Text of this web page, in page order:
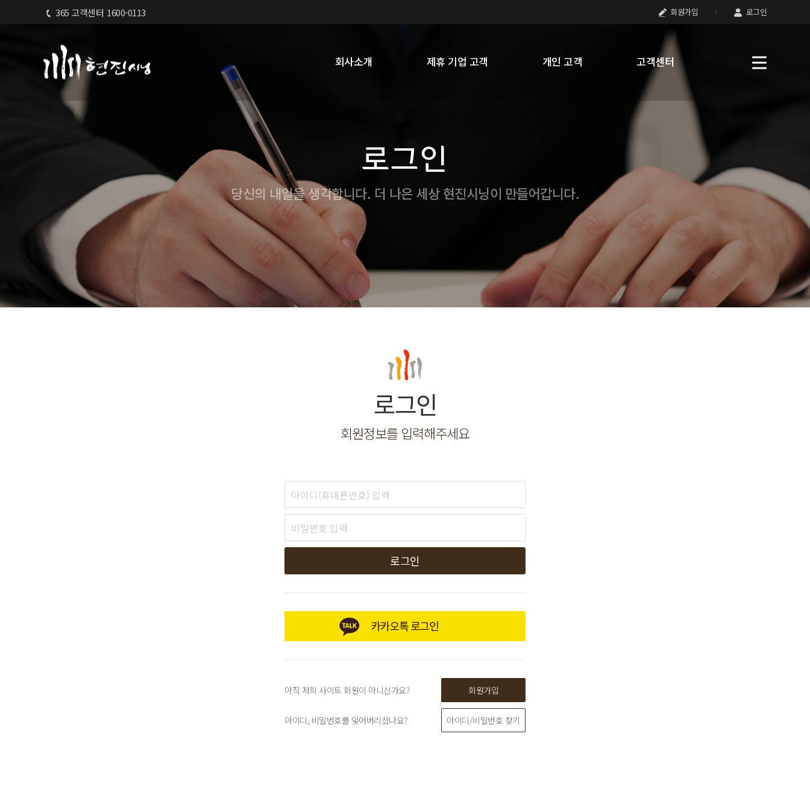
365 고객센터 1600-0113 회원가입 로그인
회사소개 제휴 기업 고객 개인 고객 고객센터
로그인
당신의 내일을 생각합니다. 더 나은 세상 현진시닝이 만들어갑니다.
로그인
회원정보를 입력해주세요
로그인
아직 저희 사이트 회원이 아니신가요? 회원가입
아이디, 비밀번호를 잊어버리셨나요? 아이디/비밀번호 찾기